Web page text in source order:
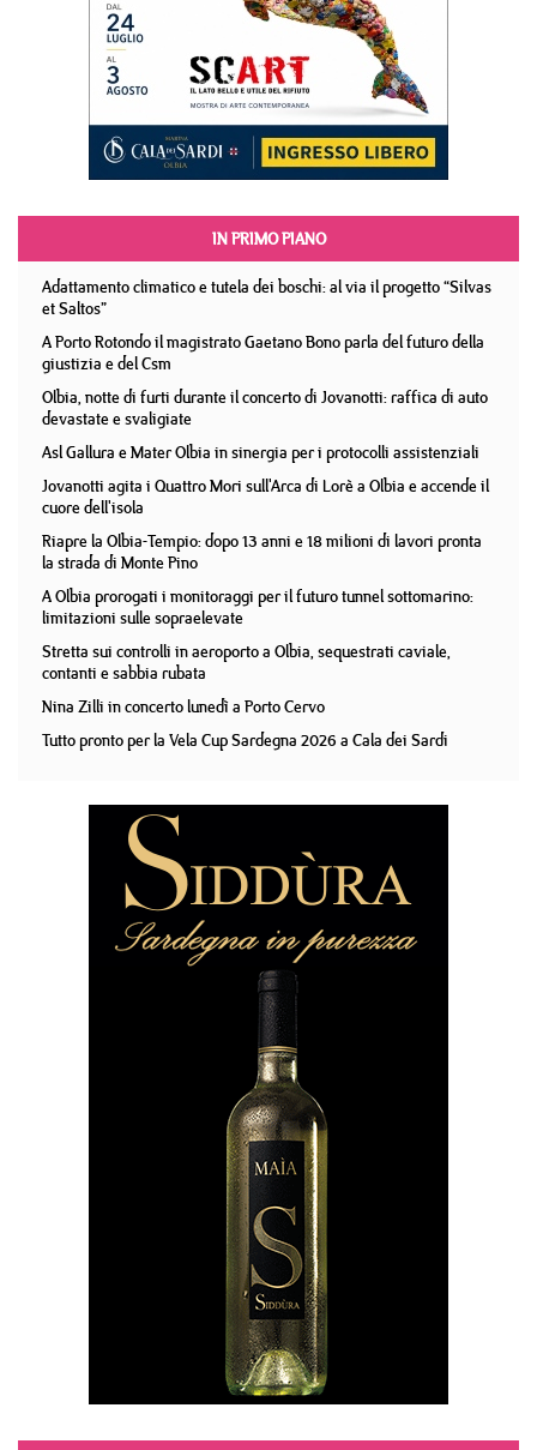
IN PRIMO PIANO
Adattamento climatico e tutela dei boschi: al via il progetto “Silvas
et Saltos”
A Porto Rotondo il magistrato Gaetano Bono parla del futuro della
giustizia e del Csm
Olbia, notte di furti durante il concerto di Jovanotti: raffica di auto
devastate e svaligiate
Asl Gallura e Mater Olbia in sinergia per i protocolli assistenziali
Jovanotti agita i Quattro Mori sull'Arca di Lorè a Olbia e accende il
cuore dell'isola
Riapre la Olbia-Tempio: dopo 13 anni e 18 milioni di lavori pronta
la strada di Monte Pino
A Olbia prorogati i monitoraggi per il futuro tunnel sottomarino:
limitazioni sulle sopraelevate
Stretta sui controlli in aeroporto a Olbia, sequestrati caviale,
contanti e sabbia rubata
Nina Zilli in concerto lunedì a Porto Cervo
Tutto pronto per la Vela Cup Sardegna 2026 a Cala dei Sardi